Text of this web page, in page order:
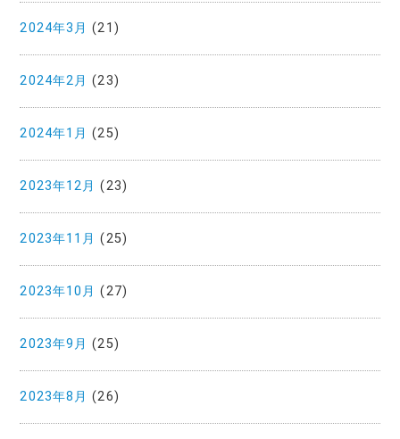
2024年3月 (21)
2024年2月 (23)
2024年1月 (25)
2023年12月 (23)
2023年11月 (25)
2023年10月 (27)
2023年9月 (25)
2023年8月 (26)